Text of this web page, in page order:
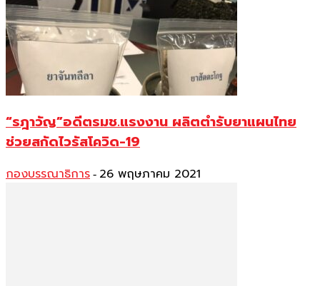
“รฎาวัญ”อดีตรมช.แรงงาน ผลิตตำรับยาแผนไทย
ช่วยสกัดไวรัสโควิด-19
กองบรรณาธิการ - 26 พฤษภาคม 2021